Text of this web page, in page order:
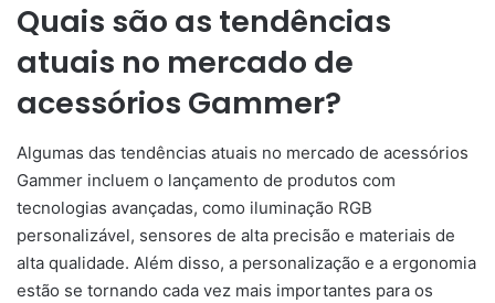
Quais são as tendências
atuais no mercado de
acessórios Gammer?
Algumas das tendências atuais no mercado de acessórios
Gammer incluem o lançamento de produtos com
tecnologias avançadas, como iluminação RGB
personalizável, sensores de alta precisão e materiais de
alta qualidade. Além disso, a personalização e a ergonomia
estão se tornando cada vez mais importantes para os